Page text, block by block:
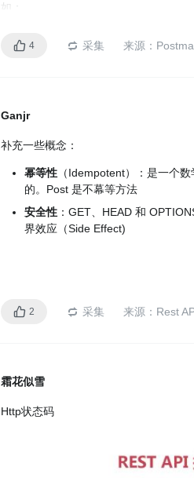
如：
4 采集 来源：
Ganjr
补充一些概念：
幂等性 （Idempotent）：是一个
的。Post 是不幕等方法
安全性 ：GET、HEAD 和
界效应（Side Effect)
2 采集 来源： Rest
霜花似雪
Http状态码